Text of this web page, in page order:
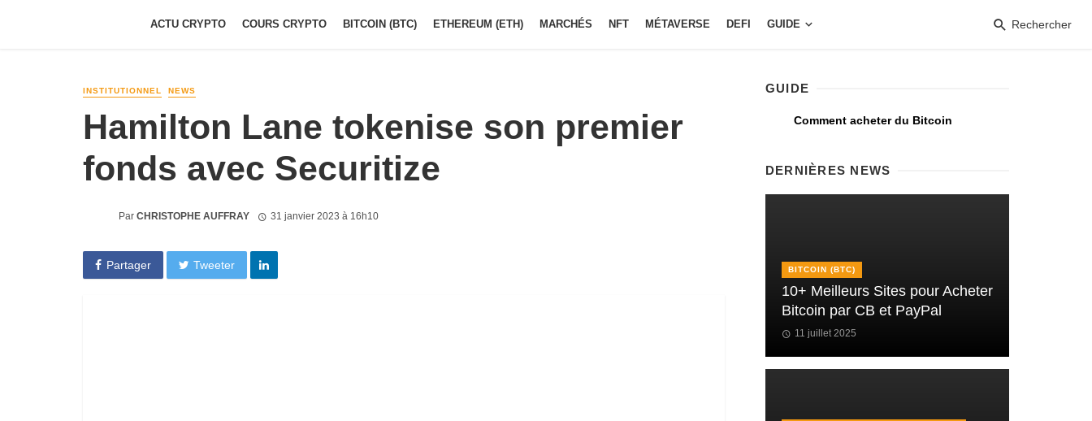
ACTU CRYPTO COURS CRYPTO BITCOIN (BTC) ETHEREUM (ETH) MARCHÉS NFT MÉTAVERSE DEFI GUIDE Rechercher
INSTITUTIONNEL NEWS
Hamilton Lane tokenise son premier
fonds avec Securitize
Par CHRISTOPHE AUFFRAY 31 janvier 2023 à 16h10
Partager Tweeter
GUIDE
Comment acheter du Bitcoin
DERNIÈRES NEWS
BITCOIN (BTC)
10+ Meilleurs Sites pour Acheter
Bitcoin par CB et PayPal
11 juillet 2025